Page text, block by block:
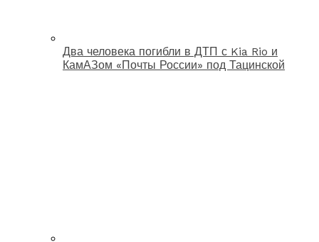
Два человека погибли в ДТП с Kia Rio и
КамАЗом «Почты России» под Тацинской